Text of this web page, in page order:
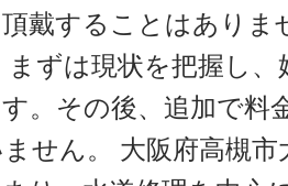
戴することはありま
ずは現状を把握し
。その後、追加で料
せん。 大阪府高槻